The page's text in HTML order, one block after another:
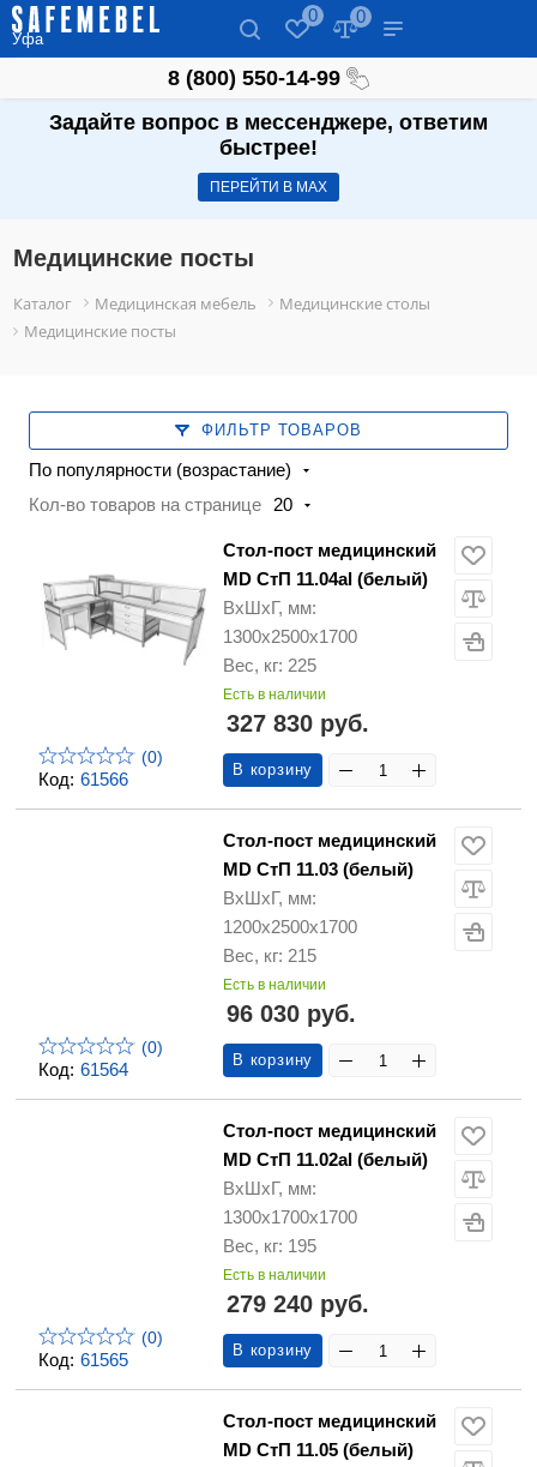
Уфа
0 0
8 (800) 550-14-99
Задайте вопрос в мессенджере, ответим
быстрее!
ПЕРЕЙТИ В МАХ
Медицинские посты
Каталог Медицинская мебель
Медицинские столы
Медицинские посты
ФИЛЬТР ТОВАРОВ
По популярности (возрастание)
Кол-во товаров на странице
20
Код: 61566
(0)
Стол-пост медицинский
MD СтП 11.04al (белый)
ВхШхГ, мм:
1300х2500х1700
Вес, кг: 225
Есть в наличии
327 830 руб.
В корзину
Код: 61564
(0)
Стол-пост медицинский
MD СтП 11.03 (белый)
ВхШхГ, мм:
1200х2500х1700
Вес, кг: 215
Есть в наличии
96 030 руб.
В корзину
Код: 61565
(0)
Стол-пост медицинский
MD СтП 11.02al (белый)
ВхШхГ, мм:
1300х1700х1700
Вес, кг: 195
Есть в наличии
279 240 руб.
В корзину
Стол-пост медицинский
MD СтП 11.05 (белый)